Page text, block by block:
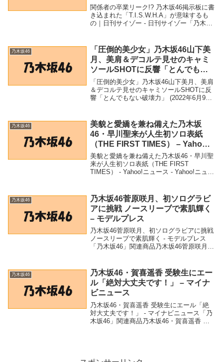
日刊サイゾー – 日刊サイゾー
関係者の卒業リーク!? 乃木坂46掲示板に書
き込まれた「T.I.S.W.H.A」が意味するも
の｜日刊サイゾー - 日刊サイゾー「乃木坂
が意味するも...
乃木坂46
「圧倒的美少女」乃木坂46山下美
月、美肩＆デコルテ見せのキャミ
ソールSHOTに反響「とんでもな
い破壊力」 (2022年6月9日) –
Excite Bit コネタ
「圧倒的美少女」乃木坂46山下美月、美肩
＆デコルテ見せのキャミソールSHOTに反
響「とんでもない破壊力」 (2022年6月9日)
＆デコルテ見せの...
乃木坂46
美貌と愛嬌を兼ね備えた乃木坂
46・早川聖来が人生初ソロ表紙
（THE FIRST TIMES） – Yahoo!
ニュース – Yahoo!ニュース
美貌と愛嬌を兼ね備えた乃木坂46・早川聖
来が人生初ソロ表紙（THE FIRST
TIMES） - Yahoo!ニュース - Yahoo!ニュー
紙（THE FIR...
乃木坂46
乃木坂46菅原咲月、初ソログラビ
アに挑戦 ノースリーブで素肌輝く
– モデルプレス
乃木坂46菅原咲月、初ソログラビアに挑戦
ノースリーブで素肌輝く - モデルプレス
「乃木坂46」関連商品乃木坂46菅原咲月、
月、初ソログラビアに挑戦 ノースリー...
乃木坂46
乃木坂46・賀喜遥香 受験生にエー
ル「絶対大丈夫です！」 – マイナ
ビニュース
乃木坂46・賀喜遥香 受験生にエール「絶
対大丈夫です！」 - マイナビニュース「乃
木坂46」関連商品乃木坂46・賀喜遥香 受